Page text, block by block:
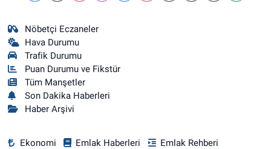
Nöbetçi Eczaneler
Hava Durumu
Trafik Durumu
Puan Durumu ve Fikstür
Tüm Manşetler
Son Dakika Haberleri
Haber Arşivi
Ekonomi Emlak Haberleri
Emlak Rehberi